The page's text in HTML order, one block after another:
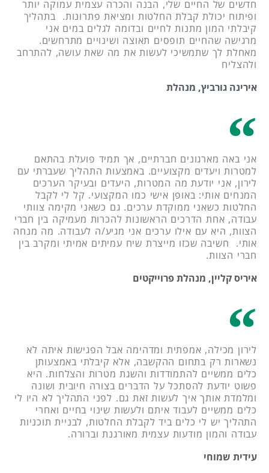
חדשים של החיים שלי, הבנה והכרה עצמית עמוקה יותר
ופיתוח יכולת קבלת החלטות ומציאת פתרונות. בתהליך
קיבלתי המון מתנות לחיים ובדומה לגלים במים אני
מרגישה שהחיים תופסים תאוצה ושינויים מתרחשים.
מאחלת לך שתמשיכי לעשות את מה שאת עושה, להתרחב
ולהצליח
אירינה גורביץ, מנהלת
אני באה מארגונים חברתיים, אך תמיד פועלת בהתאם
למטרות ויעדים מקצועיים. באמצעות התהליך שעברתי עם
לירון, אני יודעת מה המטרות, היעדים ובעיקר הערכים
המנחים אותי: באופן אישי כמו המקצועי. קל לי לקבל
החלטות כשאני ממוקדת ערכים. גם כשאני מקימה צוותי
עבודה, אחת הדרכים הראשונות להכרות מעמיקה בין חברי
הצוות, היא עם אילו ערכים אני מגיע/ה לעבודה. מה מנחה
אותי. חשיבה שכזו מייצרת שיח עמיתים אמיתי ומקרב בין
חברי הצוות.
איריס קליין, מנהלת פרוייקטים
לירון מכילה, אמפתית ומדהימה אבל הפגישות איתה לא
נשארות רק בתחום ההקשבה, אלא קיבלתי באמצעותן
כלים ממשיים להתמודדות והשגת מטרות והצלחות. היא
פשוט יודעת להסתכל על הדברים בצורה חיובית ושונה
ומלמדת אותך איך לעשות זאת גם. לפני התהליך לא היו לי
כלים ממשיים לעבוד איתם ולעשות שינוי בחיים ואחרי
התהליך יש לי כלים ביד לקבלת החלטות, לבניית תוכניות
עבודה והמון מודעות עצמית מאורגנת וברורה.
עידית שמוחי